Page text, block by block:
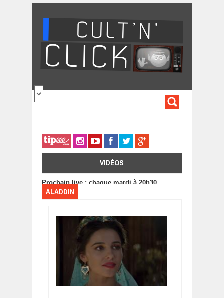
VIDÉOS
Prochain live : chaque mardi à 20h30
ALADDIN